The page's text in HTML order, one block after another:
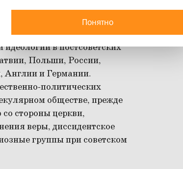
освободиться от
в постсоветских
Польши, России,
Англии и Германии.
политических
обществе, прежде
стороны церкви,
веры, диссидентское
группы при советском
Понятно